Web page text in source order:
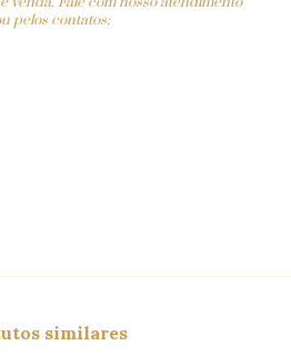
pelos contatos:
similares